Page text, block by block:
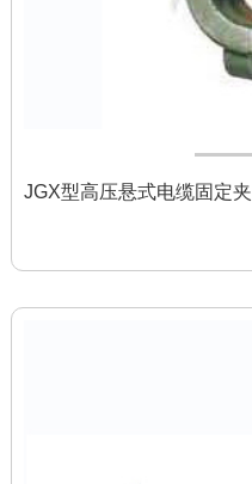
JGX型高压悬式电缆固定夹